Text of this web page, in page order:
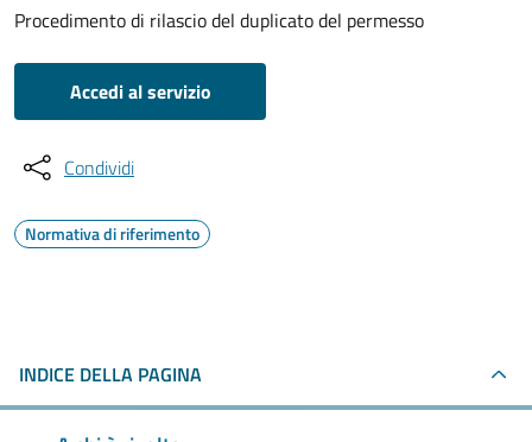
Procedimento di rilascio del duplicato del permesso
Accedi al servizio
Condividi
Normativa di riferimento
INDICE DELLA PAGINA